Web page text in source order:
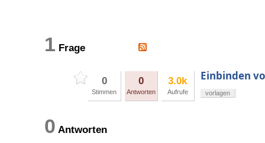
1 Frage
0
Stimmen
0
Antworten
3.0k
Aufrufe
Einbinden
vorlagen
0 Antworten